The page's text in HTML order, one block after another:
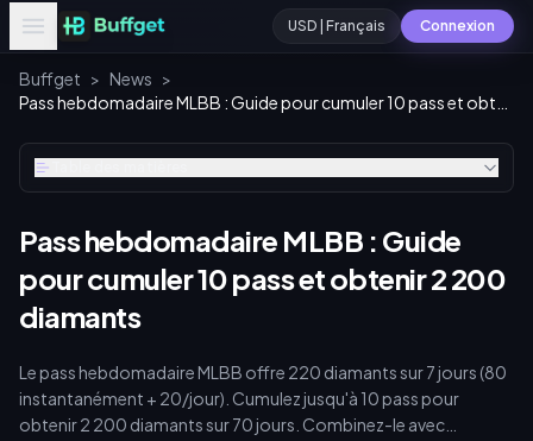
USD | Français Connexion
Buffget > News >
Pass hebdomadaire MLBB : Guide
pour cumuler 10 pass et obtenir 2 200
diamants
Le pass hebdomadaire MLBB offre 220 diamants sur 7 jours (80
instantanément + 20/jour). Cumulez jusqu'à 10 pass pour
obtenir 2 200 diamants sur 70 jours. Combinez-le avec